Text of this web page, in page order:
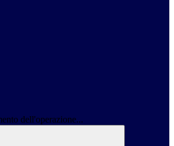
dell'operazione...